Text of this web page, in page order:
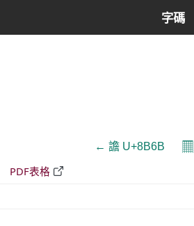
字碼
← 譫 U+8B6B 𝄜
PDF表格